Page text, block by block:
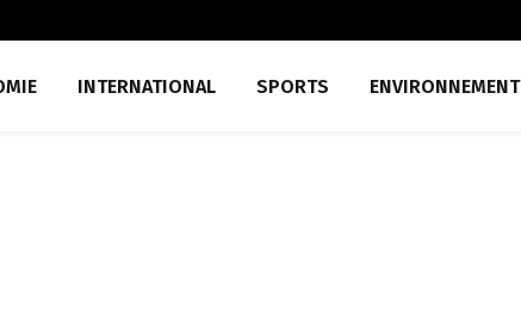
INTERNATIONAL SPORTS ENVIRONNEMENT